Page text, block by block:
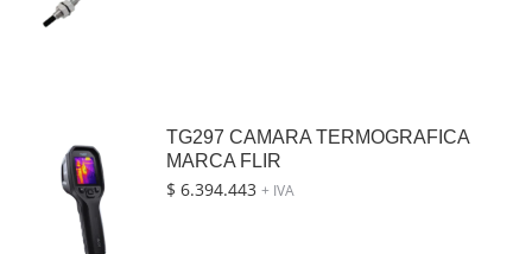
TG297 CAMARA TERMOGRAFICA
MARCA FLIR
$ 6.394.443 + IVA